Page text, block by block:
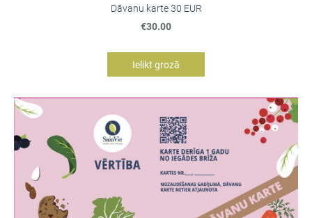
Dāvanu karte 30 EUR
€30.00
Ielikt grozā